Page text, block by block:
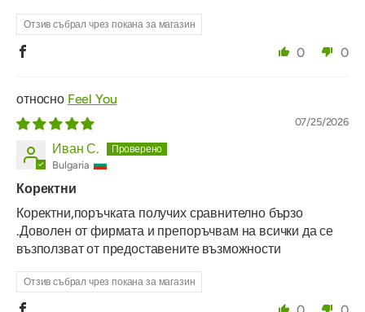
Отзив събрал чрез покана за магазин
0 0
Feel You
07/25/2026
Иван С.
Bulgaria
Коректни
Коректни,поръчката получих сравнително бързо
.Доволен от фирмата и препоръчвам на всички да се
възползват от предоставените възможности
Отзив събрал чрез покана за магазин